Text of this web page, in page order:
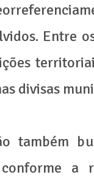
Entre
divisas
também
conforme a